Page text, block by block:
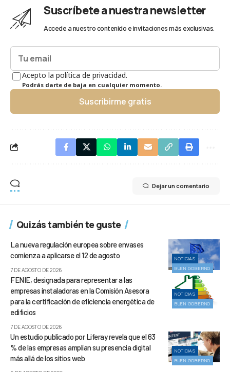
Suscríbete a nuestra newsletter
Accede a nuestro contenido e invitaciones más exclusivas.
Acepto la política de privacidad.
Podrás darte de baja en cualquier momento.
Suscribirme gratis
Dejar un comentario
Quizás también te guste
NOTICIAS
BUEN GOBIERNO
La nueva regulación europea sobre envases
comienza a aplicarse el 12 de agosto
7 DE AGOSTO DE 2026
NOTICIAS
BUEN GOBIERNO
FENIE, designada para representar a las
empresas instaladoras en la Comisión Asesora
para la certificación de eficiencia energética de
edificios
7 DE AGOSTO DE 2026
NOTICIAS
BUEN GOBIERNO
Un estudio publicado por Liferay revela que el 63
% de las empresas amplían su presencia digital
más allá de los sitios web